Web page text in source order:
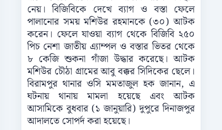
নেয়। বিজিবিকে দেখে ব্যাগ ও বস্তা ফেলে
পালানোর সময় মশিউর রহমানকে (৩০) আটক
করেন। ফেলে যাওয়া ব্যাগ থেকে বিজিবি ২৫০
পিচ নেশা জাতীয় এ্যাম্পল ও বস্তার ভিতর থেকে
৮ কেজি শুকনা গাঁজা উদ্ধার করেছে। আটক
মশিউর চৌঠা গ্রামের আবু বক্কর সিদিকের ছেলে।
বিরামপুর থানার ওসি মমতাজুল হক জানান, এ
ঘটনায় থানায় মামলা হয়েছে এবং আটক
আসামিকে বুধবার (১ জানুয়ারি) দুপুরে দিনাজপুর
আদালতে সোপর্দ করা হয়েছে।